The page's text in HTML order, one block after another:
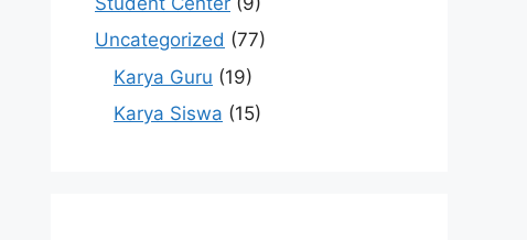
Uncategorized (77)
Karya Guru (19)
Karya Siswa (15)